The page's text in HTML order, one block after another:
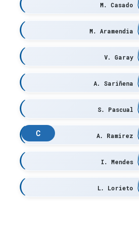
M. Casado
M. Aramendia
V. Garay
A. Sariñena
S. Pascual
C A. Ramirez
I. Mendes
L. Lorieto